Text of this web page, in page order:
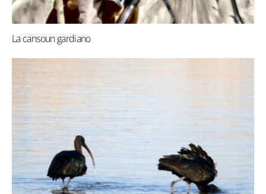
La cansoun gardiano